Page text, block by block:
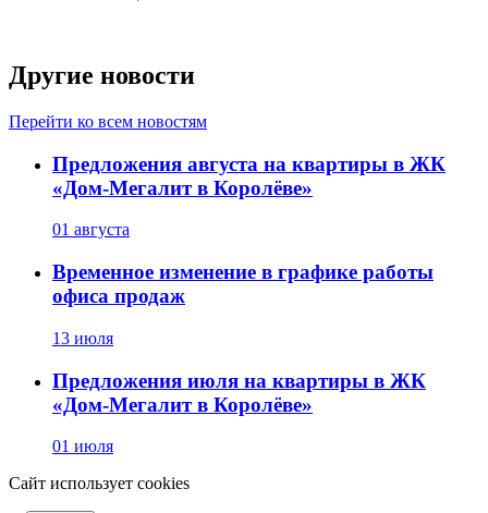
Другие новости
Перейти ко всем новостям
Предложения августа на квартиры в ЖК
«Дом-Мегалит в Королёве»
01 августа
Временное изменение в графике работы
офиса продаж
13 июля
Предложения июля на квартиры в ЖК
«Дом-Мегалит в Королёве»
01 июля
Сайт использует cookies